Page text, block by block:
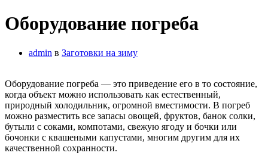
Оборудование погреба
admin в Заготовки на зиму
Оборудование погреба — это приведение его в то состояние,
когда объект можно использовать как естественный,
природный холодильник, огромной вместимости. В погреб
можно разместить все запасы овощей, фруктов, банок солки,
бутыли с соками, компотами, свежую ягоду и бочки или
бочонки с квашеными капустами, многим другим для их
качественной сохранности.